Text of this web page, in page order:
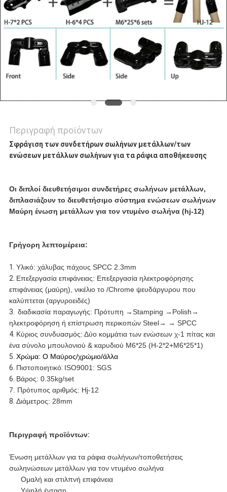
Περιγραφή προϊόντων
Σφράγιση των συνδετήρων σωλήνων μετάλλων/των
ενώσεων μετάλλων σωλήνων για τα ράφια αποθήκευσης
Οι διπλοί διευθετήσιμοι συνδετήρες σωλήνων μετάλλων,
διπλασιάζουν το διευθετήσιμο σύστημα ενώσεων σωλήνων
Μαύρη ένωση μετάλλων για τον ντυμένο σωλήνα (hj-12)
Γρήγορη λεπτομέρεια:
1. Υλικό: χάλυβας πάχους SPCC 2.3mm
2. Επεξεργασία επιφάνειας: Επεξεργασία ηλεκτροφόρησης
επιφάνειας (μαύρη), νικέλιο το /Chrome ψευδάργυρου που
καλύπτεται (αργυροειδές)
3. διαδικασία παραγωγής: Πρότυπη →Stamping →Polish→
ηλεκτροφόρηση ή επίστρωση περικοπών Steel→ → SPCC
4. Κύριος συνδυασμός: Δύο κομμάτια των ενώσεων χ-1 πίτας και
ένα σύνολο μπουλονιού & καρυδιού M6*25 (H-2*2+M6*25*1)
5. Χρώμα: Ο Μαύρος/χρώμιο/άλλα
6. Πιστοποιητικό: ISO9001: SGS
6. Βάρος: 0.35kg/set
7. Πρότυπος αριθμός: Hj-12
8. Διάμετρος: 28mm
Περιγραφή προϊόντων:
Ένωση μετάλλων για τα ράφια σωλήνων/τοποθετήσεις
σωληνώσεων μετάλλων για τον ντυμένο σωλήνα
Ομαλή και στιλπνή επιφάνεια